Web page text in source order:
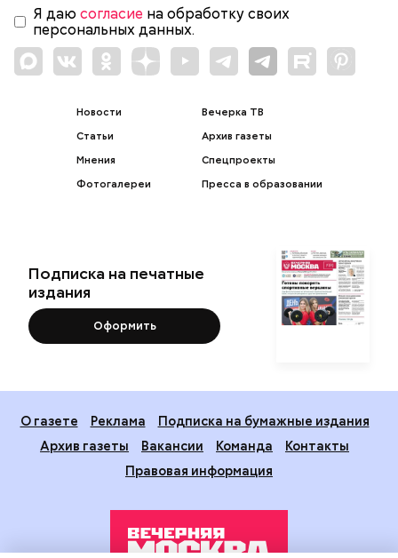
Я даю согласие на обработку своих
персональных данных.
Новости
Статьи
Мнения
Фотогалереи
Вечерка ТВ
Архив газеты
Спецпроекты
Пресса в образовании
Подписка на печатные
издания
Оформить
О газете Реклама
Подписка на бумажные издания
Архив газеты
Вакансии Команда
Контакты
Правовая информация